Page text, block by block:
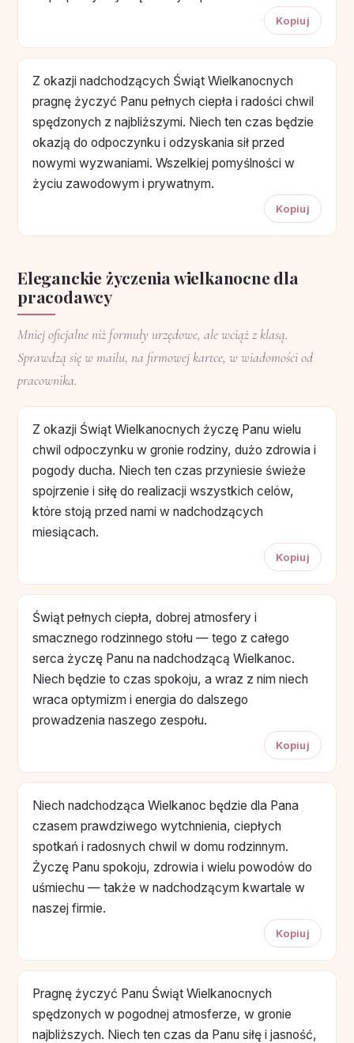
Kopiuj
Z okazji nadchodzących Świąt Wielkanocnych
pragnę życzyć Panu pełnych ciepła i radości chwil
spędzonych z najbliższymi. Niech ten czas będzie
okazją do odpoczynku i odzyskania sił przed
nowymi wyzwaniami. Wszelkiej pomyślności w
życiu zawodowym i prywatnym.
Kopiuj
Eleganckie życzenia wielkanocne dla
pracodawcy
Mniej oficjalne niż formuły urzędowe, ale wciąż z klasą.
Sprawdzą się w mailu, na firmowej kartce, w wiadomości od
pracownika.
Z okazji Świąt Wielkanocnych życzę Panu wielu
chwil odpoczynku w gronie rodziny, dużo zdrowia i
pogody ducha. Niech ten czas przyniesie świeże
spojrzenie i siłę do realizacji wszystkich celów,
które stoją przed nami w nadchodzących
miesiącach.
Kopiuj
Świąt pełnych ciepła, dobrej atmosfery i
smacznego rodzinnego stołu — tego z całego
serca życzę Panu na nadchodzącą Wielkanoc.
Niech będzie to czas spokoju, a wraz z nim niech
wraca optymizm i energia do dalszego
prowadzenia naszego zespołu.
Kopiuj
Niech nadchodząca Wielkanoc będzie dla Pana
czasem prawdziwego wytchnienia, ciepłych
spotkań i radosnych chwil w domu rodzinnym.
Życzę Panu spokoju, zdrowia i wielu powodów do
uśmiechu — także w nadchodzącym kwartale w
naszej firmie.
Kopiuj
Pragnę życzyć Panu Świąt Wielkanocnych
spędzonych w pogodnej atmosferze, w gronie
najbliższych. Niech ten czas da Panu siłę i jasność,